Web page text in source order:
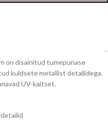
on disainitud tumepunase
kuldsete metallist detailidega.
UV-kaitset.